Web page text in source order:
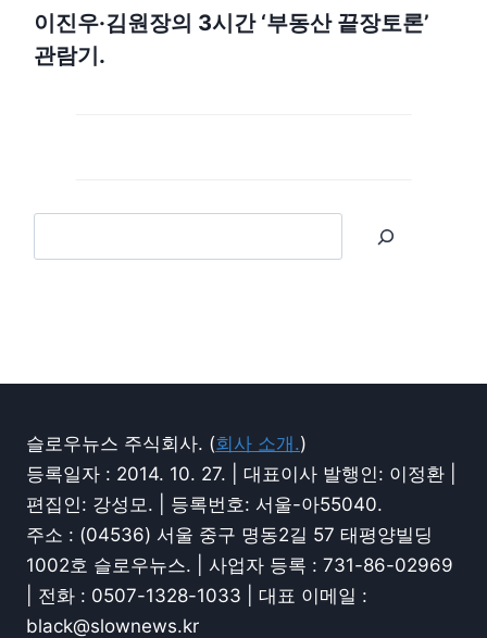
이진우·김원장의 3시간 ‘부동산 끝장토론’
관람기.
슬로우뉴스 주식회사. (회사 소개.)
등록일자 : 2014. 10. 27. | 대표이사 발행인: 이정환 |
편집인: 강성모. | 등록번호: 서울-아55040.
주소 : (04536) 서울 중구 명동2길 57 태평양빌딩
1002호 슬로우뉴스. | 사업자 등록 : 731-86-02969
| 전화 : 0507-1328-1033 | 대표 이메일 :
black@slownews.kr